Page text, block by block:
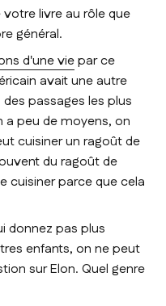
livre au rôle que
général.
d'une viepar ce
avait une autre
passages les plus
a peu de moyens, on
cuisiner un ragoût de
du ragoût de
cuisiner parce que cela
donnez pas plus
enfants, on ne peut
sur Elon. Quel genre